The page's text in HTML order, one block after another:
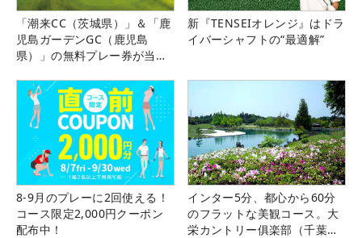
「潮来CC（茨城県）」＆「鹿
児島ガーデンGC（鹿児島
県）」の無料プレー券が当た
新『TENSEIオレンジ』はドラ
イバーシャフトの“最適解”
8-9月のプレーに2回使える！
コース限定2,000円クーポン
配布中！
インター5分、都心から60分
のフラットな美観コース。大
栄カントリー俱楽部（千葉